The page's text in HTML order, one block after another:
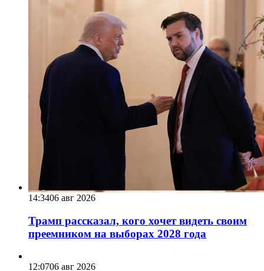
14:3406 авг 2026
Трамп рассказал, кого хочет видеть своим
преемником на выборах 2028 года
12:0706 авг 2026